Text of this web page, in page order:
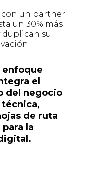
con un partner
un 30% más
duplican su
enfoque
el
del negocio
técnica,
de ruta
la